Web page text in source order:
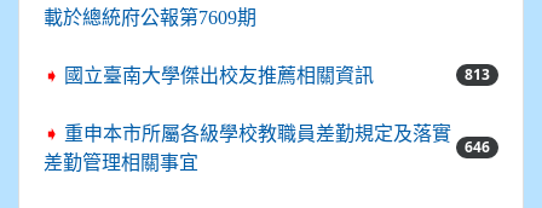
載於總統府公報第7609期
➧ 國立臺南大學傑出校友推薦相關資訊 813
➧ 重申本市所屬各級學校教職員差勤規定及落實
差勤管理相關事宜
646